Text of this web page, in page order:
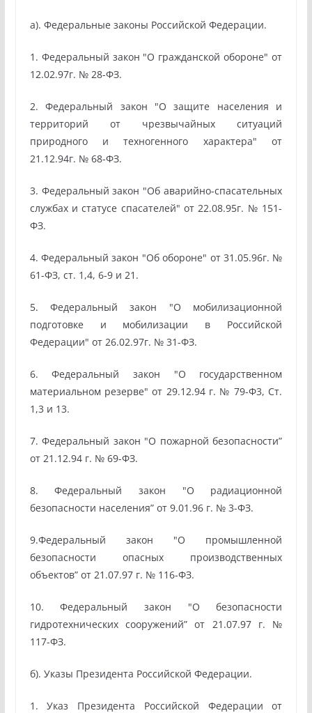
а). Федеральные законы Российской Федерации.
1. Федеральный закон "О гражданской обороне" от
12.02.97г. № 28-ФЗ.
2. Федеральный закон "О защите населения и
территорий от чрезвычайных ситуаций
природного и техногенного характера" от
21.12.94г. № 68-ФЗ.
3. Федеральный закон "Об аварийно-спасательных
службах и статусе спасателей" от 22.08.95г. № 151-
ФЗ.
4. Федеральный закон "Об обороне" от 31.05.96г. №
61-ФЗ, ст. 1,4, 6-9 и 21.
5. Федеральный закон "О мобилизационной
подготовке и мобилизации в Российской
Федерации" от 26.02.97г. № 31-ФЗ.
6. Федеральный закон "О государственном
материальном резерве" от 29.12.94 г. № 79-Ф3, Ст.
1,3 и 13.
7. Федеральный закон "О пожарной безопасности”
от 21.12.94 г. № 69-ФЗ.
8. Федеральный закон "О радиационной
безопасности населения” от 9.01.96 г. № 3-ФЗ.
9.Федеральный закон "О промышленной
безопасности опасных производственных
объектов” от 21.07.97 г. № 116-ФЗ.
10. Федеральный закон "О безопасности
гидротехнических сооружений” от 21.07.97 г. №
117-ФЗ.
б). Указы Президента Российской Федерации.
1. Указ Президента Российской Федерации от